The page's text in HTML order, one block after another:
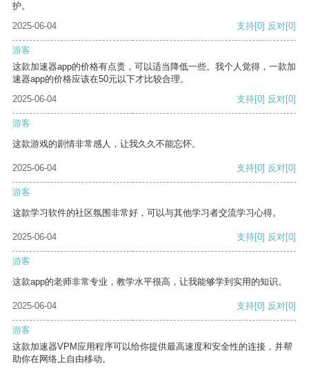
护。
2025-06-04
支持[0] 反对[0]
游客
这款加速器app的价格有点贵，可以适当降低一些。我个人觉得，一款加
速器app的价格应该在50元以下才比较合理。
2025-06-04
支持[0] 反对[0]
游客
这款游戏的剧情非常感人，让我久久不能忘怀。
2025-06-04 支持[0] 反对[0]
游客
这款学习软件的社区氛围非常好，可以与其他学习者交流学习心得。
2025-06-04 支持[0] 反对[0]
游客
这款app的老师非常专业，教学水平很高，让我能够学到实用的知识。
2025-06-04 支持[0] 反对[0]
游客
这款加速器VPM应用程序可以给你提供最高速度和安全性的连接，并帮
助你在网络上自由移动。